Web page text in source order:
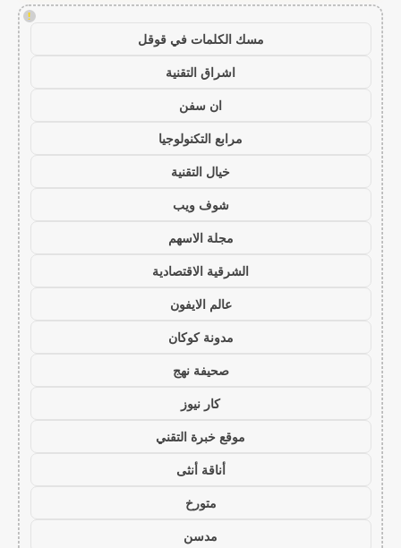
!
مسك الكلمات في قوقل
اشراق التقنية
ان سفن
مرابع التكنولوجيا
خيال التقنية
شوف ويب
مجلة الاسهم
الشرقية الاقتصادية
عالم الايفون
مدونة كوكان
صحيفة نهج
كار نيوز
موقع خبرة التقني
أناقة أنثى
متورخ
مدسن